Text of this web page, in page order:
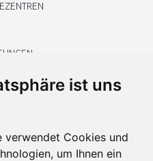
ist uns
verwendet Cookies und
um Ihnen ein